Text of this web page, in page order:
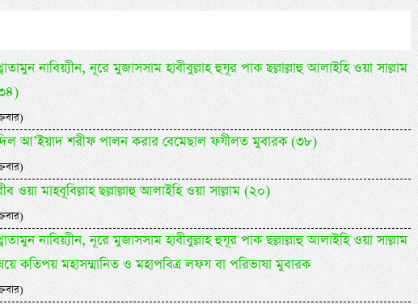
নাবিয়্যীন, নূরে মুজাসসাম হাবীবুল্লাহ হুযূর পাক ছল্লাল্লাহু আলাইহি ওয়া সাল্লাম
আ’ইয়াদ শরীফ পালন করার বেমেছাল ফযীলত মুবারক (৩৮)
ওয়া মাহবূবিল্লাহ ছল্লাল্লাহু আলাইহি ওয়া সাল্লাম (২০)
নাবিয়্যীন, নূরে মুজাসসাম হাবীবুল্লাহ হুযূর পাক ছল্লাল্লাহু আলাইহি ওয়া সাল্লাম
কতিপয় মহাসম্মানিত ও মহাপবিত্র লফয বা পরিভাষা মুবারক